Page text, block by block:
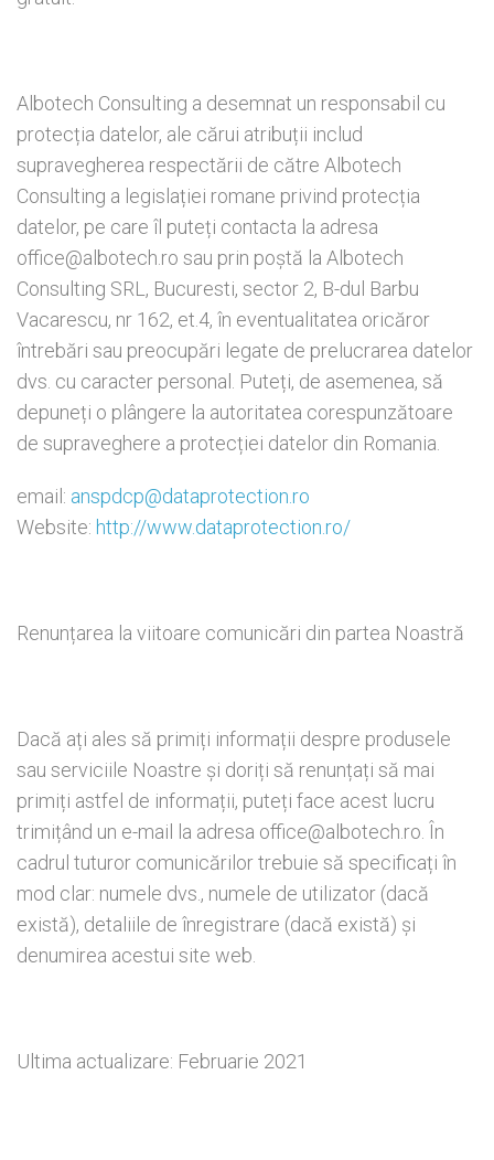
Albotech Consulting a desemnat un responsabil cu
protecția datelor, ale cărui atribuții includ
supravegherea respectării de către Albotech
Consulting a legislației romane privind protecția
datelor, pe care îl puteți contacta la adresa
office@albotech.ro sau prin poștă la Albotech
Consulting SRL, Bucuresti, sector 2, B-dul Barbu
Vacarescu, nr 162, et.4, în eventualitatea oricăror
întrebări sau preocupări legate de prelucrarea datelor
dvs. cu caracter personal. Puteți, de asemenea, să
depuneți o plângere la autoritatea corespunzătoare
de supraveghere a protecției datelor din Romania.
email: anspdcp@dataprotection.ro
Website: http://www.dataprotection.ro/
Renunțarea la viitoare comunicări din partea Noastră
Dacă ați ales să primiți informații despre produsele
sau serviciile Noastre și doriți să renunțați să mai
primiți astfel de informații, puteți face acest lucru
trimițând un e-mail la adresa office@albotech.ro. În
cadrul tuturor comunicărilor trebuie să specificați în
mod clar: numele dvs., numele de utilizator (dacă
există), detaliile de înregistrare (dacă există) și
denumirea acestui site web.
Ultima actualizare: Februarie 2021